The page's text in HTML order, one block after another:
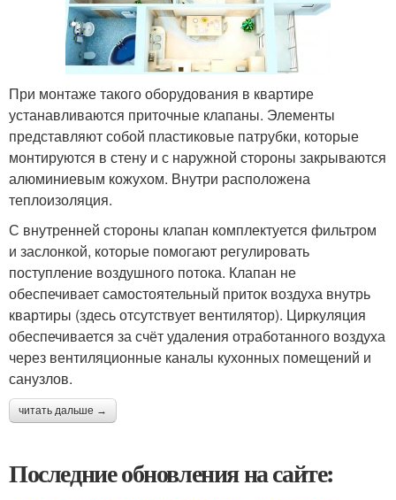
При монтаже такого оборудования в квартире
устанавливаются приточные клапаны. Элементы
представляют собой пластиковые патрубки, которые
монтируются в стену и с наружной стороны закрываются
алюминиевым кожухом. Внутри расположена
теплоизоляция.
С внутренней стороны клапан комплектуется фильтром
и заслонкой, которые помогают регулировать
поступление воздушного потока. Клапан не
обеспечивает самостоятельный приток воздуха внутрь
квартиры (здесь отсутствует вентилятор). Циркуляция
обеспечивается за счёт удаления отработанного воздуха
через вентиляционные каналы кухонных помещений и
санузлов.
читать дальше →
Последние обновления на сайте: